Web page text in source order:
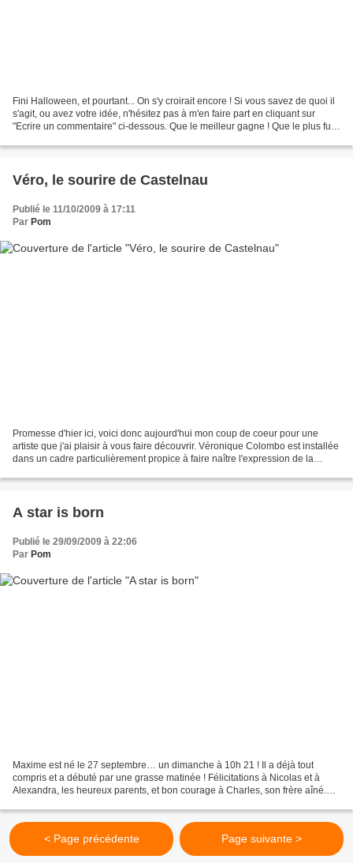
Fini Halloween, et pourtant... On s'y croirait encore ! Si vous savez de quoi il
s'agit, ou avez votre idée, n'hésitez pas à m'en faire part en cliquant sur
"Ecrire un commentaire" ci-dessous. Que le meilleur gagne ! Que le plus futé
Véro, le sourire de Castelnau
Publié le 11/10/2009 à 17:11
Par Pom
Promesse d'hier ici, voici donc aujourd'hui mon coup de coeur pour une
artiste que j'ai plaisir à vous faire découvrir. Véronique Colombo est installée
dans un cadre particulièrement propice à faire naître l'expression de la
A star is born
Publié le 29/09/2009 à 22:06
Par Pom
Maxime est né le 27 septembre… un dimanche à 10h 21 ! Il a déjà tout
compris et a débuté par une grasse matinée ! Félicitations à Nicolas et à
Alexandra, les heureux parents, et bon courage à Charles, son frère aîné.
< Page précédente Page suivante >